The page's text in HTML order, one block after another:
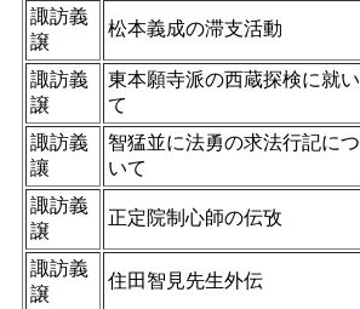
諏訪義
譲
松本義成の滞支活動
諏訪義
譲
東本願寺派の西蔵探検に就い
て
諏訪義
讓
智猛並に法勇の求法行記につ
いて
諏訪義
譲
正定院制心師の伝攷
諏訪義
譲
住田智見先生外伝